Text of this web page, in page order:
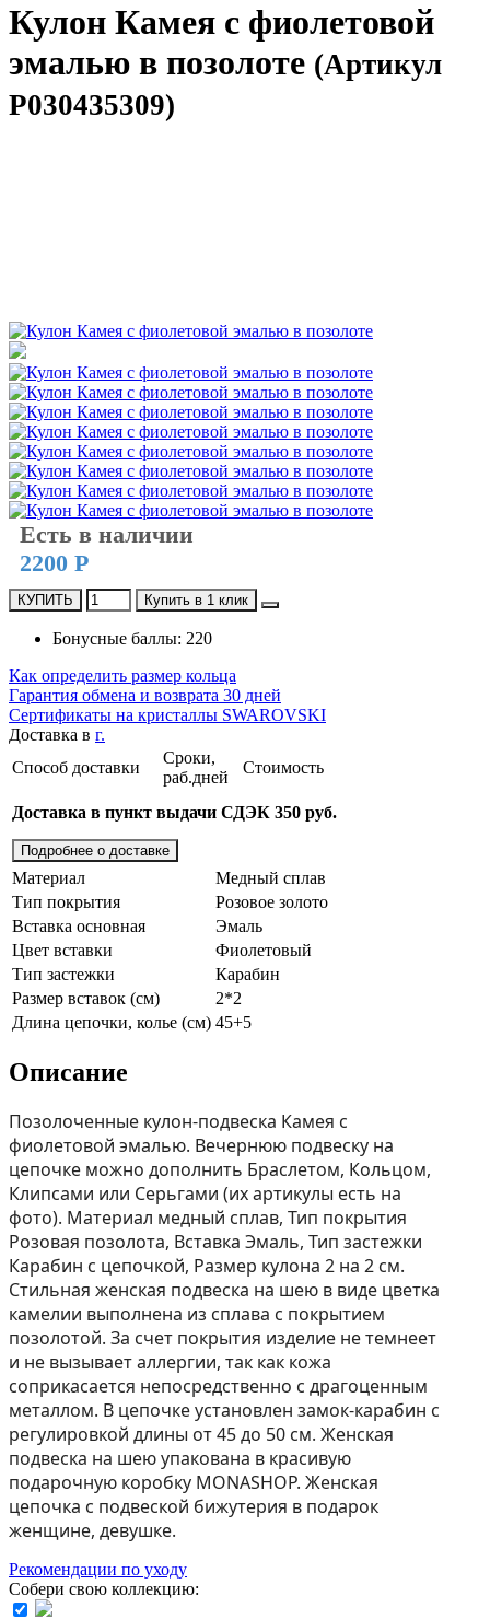
Кулон Камея с фиолетовой
эмалью в позолоте (Артикул
P030435309)
Есть в наличии
2200 Р
КУПИТЬ Купить в 1 клик
Бонусные баллы: 220
Как определить размер кольца
Гарантия обмена и возврата 30 дней
Сертификаты на кристаллы SWAROVSKI
Доставка в г.
Способ доставки
Сроки,
раб.дней
Стоимость
Доставка в пункт выдачи СДЭК 350 руб.
Подробнее о доставке
Материал
Медный сплав
Тип покрытия
Розовое золото
Вставка основная
Эмаль
Цвет вставки
Фиолетовый
Тип застежки
Карабин
Размер вставок (см)
2*2
Длина цепочки, колье (см) 45+5
Описание
Позолоченные кулон-подвеска Камея с
фиолетовой эмалью. Вечернюю подвеску на
цепочке можно дополнить Браслетом, Кольцом,
Клипсами или Серьгами (их aртикулы есть на
фoто). Материал медный сплав, Тип покрытия
Розовая позолота, Вставка Эмаль, Тип застежки
Карабин с цепочкой, Размер кулона 2 на 2 см.
Стильная женская подвеска на шею в виде цветка
камелии выполнена из сплава с покрытием
позолотой. За счет покрытия изделие не темнеет
и не вызывает аллергии, так как кожа
соприкасается непосредственно с драгоценным
металлом. В цепочке установлен замок-карабин с
регулировкой длины от 45 до 50 см. Женская
подвеска на шею упакована в красивую
подарочную коробку MONASHOP. Женская
цепочка с подвеской бижутерия в подарок
женщине, девушке.
Рекомендации по уходу
Собери свою коллекцию: